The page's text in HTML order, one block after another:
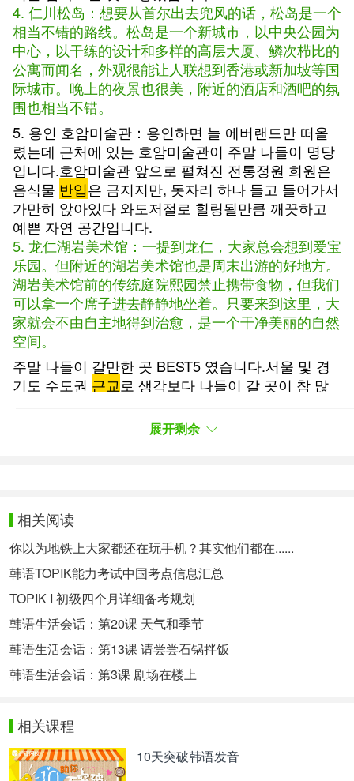
4. 仁川松岛：想要从首尔出去兜风的话，松岛是一个
相当不错的路线。松岛是一个新城市，以中央公园为
中心，以干练的设计和多样的高层大厦、鳞次栉比的
公寓而闻名，外观很能让人联想到香港或新加坡等国
际城市。晚上的夜景也很美，附近的酒店和酒吧的氛
围也相当不错。
5. 용인 호암미술관：용인하면 늘 에버랜드만 떠올
렸는데 근처에 있는 호암미술관이 주말 나들이 명당
입니다.호암미술관 앞으로 펼쳐진 전통정원 희원은
음식물 반입은 금지지만, 돗자리 하나 들고 들어가서
가만히 앉아있다 와도저절로 힐링될만큼 깨끗하고
예쁜 자연 공간입니다.
5. 龙仁湖岩美术馆：一提到龙仁，大家总会想到爱宝
乐园。但附近的湖岩美术馆也是周末出游的好地方。
湖岩美术馆前的传统庭院熙园禁止携带食物，但我们
可以拿一个席子进去静静地坐着。只要来到这里，大
家就会不由自主地得到治愈，是一个干净美丽的自然
空间。
주말 나들이 갈만한 곳 BEST5 였습니다.서울 및 경
기도 수도권 근교 로 생각보다 나들이 갈 곳이 참 많
以上就是周末郊游推荐BEST5。首尔和京畿道首都圈
近郊里，能去出游的地方比想象的要多很多~ 这个周
한옥【名词】韩屋
근교【名词】近郊
강가【名词】江边
국제도시【名词】国际都市
반입【名词】携带进入，带入
重点语法：
表示 "对......."。
친한 친구에 대해서 발표해 봅시다.
我们以好朋友(为主题)来发表一下吧。
展开剩余
相关阅读
你以为地铁上大家都还在玩手机？其实他们都在......
韩语TOPIK能力考试中国考点信息汇总
TOPIK I 初级四个月详细备考规划
韩语生活会话：第20课 天气和季节
韩语生活会话：第13课 请尝尝石锅拌饭
韩语生活会话：第3课 剧场在楼上
相关课程
10天突破韩语发音